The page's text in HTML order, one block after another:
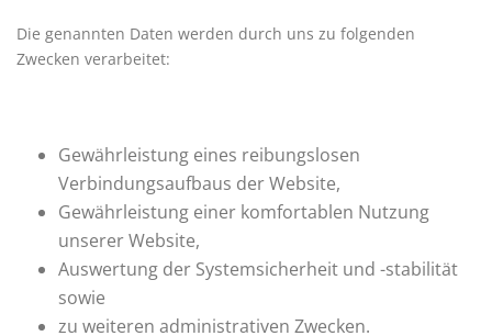
Die genannten Daten werden durch uns zu folgenden
Zwecken verarbeitet:
Gewährleistung eines reibungslosen
Verbindungsaufbaus der Website,
Gewährleistung einer komfortablen Nutzung
unserer Website,
Auswertung der Systemsicherheit und -stabilität
sowie
zu weiteren administrativen Zwecken.